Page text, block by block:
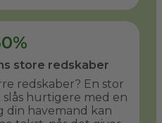
store redskaber
redskaber? En stor
hurtigere med en
din havemand kan